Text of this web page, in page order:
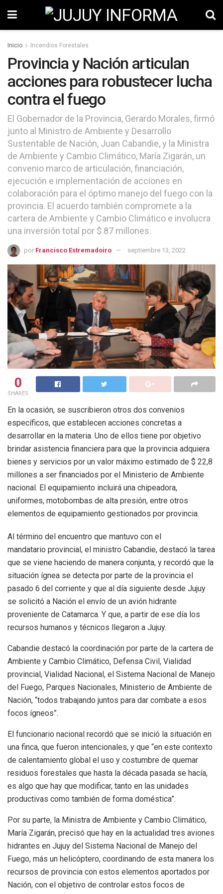
Inicio Incendios Forestales
Provincia y Nación articulan
acciones para robustecer lucha
contra el fuego
El Gobernador de la Provincia, Gerardo Morales, firmó
junto al Ministro de Ambiente y Desarrollo
Sustentable de Nación, Juan Cabandie, y la Ministra
de Ambiente y Cambio Climático, María Zigarán, un
convenio marco de articulación, financiación,
ejecución e implementación de acciones en
colaboración para el óptimo manejo del fuego con la
provincia. El acuerdo también compromete a la
cartera de Ambiente y Cambio Climático e involucra
una inversión total por $ 87 millones.
por Francisco Estremadoiro septiembre 13, 2022
0
SHARES
En la ocasión, se suscribieron otros dos convenios
específicos, que establecen acciones concretas a
desarrollar en la materia. Uno de ellos tiene por objetivo
brindar asistencia financiera para que la provincia adquiera
bienes y servicios por un valor máximo estimado de $ 22,8
millones a ser financiados por el Ministerio de Ambiente
nacional. El equipamiento incluirá una chipeadora,
uniformes, motobombas de alta presión, entre otros
elementos de equipamiento gestionados por provincia.
Al término del encuentro que mantuvo con el
mandatario provincial, el ministro Cabandie, destacó la tarea
que se viene haciendo de manera conjunta, y recordó que la
situación ígnea se detecta por parte de la provincia el
pasado 6 del corriente y que al día siguiente desde Jujuy
se solicitó a Nación el envío de un avión hidrante
proveniente de Catamarca. Y que, a partir de ese día los
recursos humanos y técnicos llegaron a Jujuy.
Cabandie destacó la coordinación por parte de la cartera de
Ambiente y Cambio Climático, Defensa Civil, Vialidad
provincial, Vialidad Nacional, el Sistema Nacional de Manejo
del Fuego, Parques Nacionales, Ministerio de Ambiente de
Nación, “todos trabajando juntos para dar combate a esos
focos ígneos”.
El funcionario nacional recordó que se inició la situación en
una finca, que fueron intencionales, y que “en este contexto
de calentamiento global el uso y costumbre de quemar
residuos forestales que hasta la década pasada se hacía,
es algo que hay que modificar, tanto en las unidades
productivas como también de forma doméstica”.
Por su parte, la Ministra de Ambiente y Cambio Climático,
María Zigarán, precisó que hay en la actualidad tres aviones
hidrantes en Jujuy del Sistema Nacional de Manejo del
Fuego, más un helicóptero, coordinando de esta manera los
recursos de provincia con estos elementos aportados por
Nación, con el objetivo de controlar estos focos de